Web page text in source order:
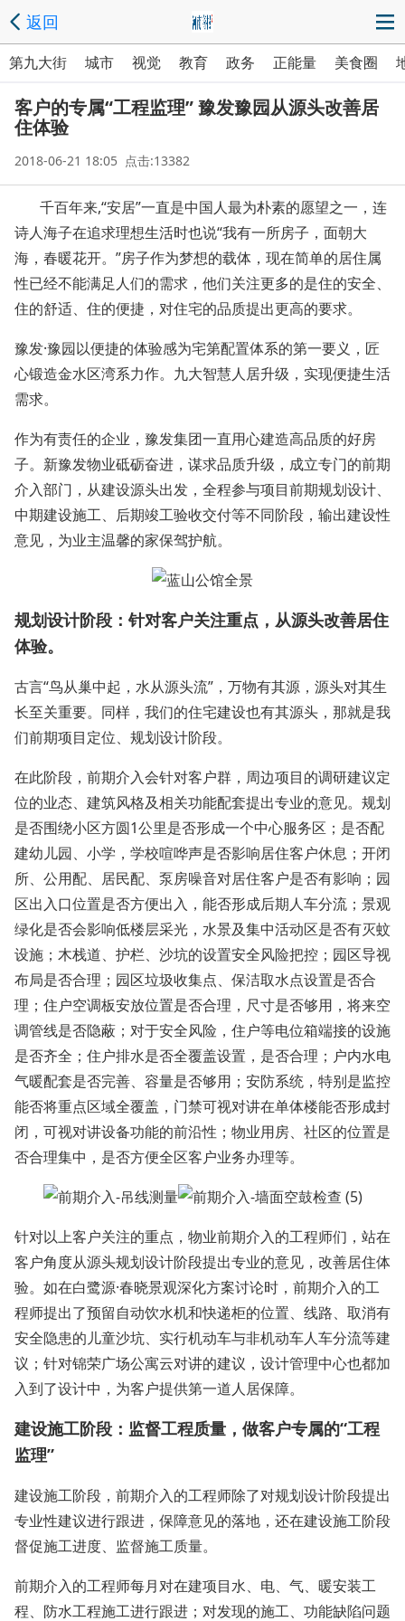
返回
第九大街 城市 视觉 教育 政务 正能量 美食圈
客户的专属“工程监理” 豫发豫园从源头改善居
住体验
2018-06-21 18:05 点击:13382
千百年来,“安居”一直是中国人最为朴素的愿望之一，连
诗人海子在追求理想生活时也说“我有一所房子，面朝大
海，春暖花开。”房子作为梦想的载体，现在简单的居住属
性已经不能满足人们的需求，他们关注更多的是住的安全、
住的舒适、住的便捷，对住宅的品质提出更高的要求。
豫发·豫园以便捷的体验感为宅第配置体系的第一要义，匠
心锻造金水区湾系力作。九大智慧人居升级，实现便捷生活
需求。
作为有责任的企业，豫发集团一直用心建造高品质的好房
子。新豫发物业砥砺奋进，谋求品质升级，成立专门的前期
介入部门，从建设源头出发，全程参与项目前期规划设计、
中期建设施工、后期竣工验收交付等不同阶段，输出建设性
意见，为业主温馨的家保驾护航。
规划设计阶段：针对客户关注重点，从源头改善居住
体验。
古言“鸟从巢中起，水从源头流”，万物有其源，源头对其生
长至关重要。同样，我们的住宅建设也有其源头，那就是我
们前期项目定位、规划设计阶段。
在此阶段，前期介入会针对客户群，周边项目的调研建议定
位的业态、建筑风格及相关功能配套提出专业的意见。规划
是否围绕小区方圆1公里是否形成一个中心服务区；是否配
建幼儿园、小学，学校喧哗声是否影响居住客户休息；开闭
所、公用配、居民配、泵房噪音对居住客户是否有影响；园
区出入口位置是否方便出入，能否形成后期人车分流；景观
绿化是否会影响低楼层采光，水景及集中活动区是否有灭蚊
设施；木栈道、护栏、沙坑的设置安全风险把控；园区导视
布局是否合理；园区垃圾收集点、保洁取水点设置是否合
理；住户空调板安放位置是否合理，尺寸是否够用，将来空
调管线是否隐蔽；对于安全风险，住户等电位箱端接的设施
是否齐全；住户排水是否全覆盖设置，是否合理；户内水电
气暖配套是否完善、容量是否够用；安防系统，特别是监控
能否将重点区域全覆盖，门禁可视对讲在单体楼能否形成封
闭，可视对讲设备功能的前沿性；物业用房、社区的位置是
否合理集中，是否方便全区客户业务办理等。
针对以上客户关注的重点，物业前期介入的工程师们，站在
客户角度从源头规划设计阶段提出专业的意见，改善居住体
验。如在白鹭源·春晓景观深化方案讨论时，前期介入的工
程师提出了预留自动饮水机和快递柜的位置、线路、取消有
安全隐患的儿童沙坑、实行机动车与非机动车人车分流等建
议；针对锦荣广场公寓云对讲的建议，设计管理中心也都加
入到了设计中，为客户提供第一道人居保障。
建设施工阶段：监督工程质量，做客户专属的“工程
监理”
建设施工阶段，前期介入的工程师除了对规划设计阶段提出
专业性建议进行跟进，保障意见的落地，还在建设施工阶段
督促施工进度、监督施工质量。
前期介入的工程师每月对在建项目水、电、气、暖安装工
程、防水工程施工进行跟进；对发现的施工、功能缺陷问题